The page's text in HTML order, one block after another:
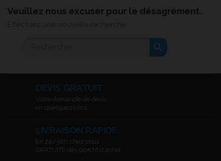
Veuillez nous excuser pour le désagrément.

DEVIS GRATUIT
Votre demande de devis
en quelques clics...
LIVRAISON RAPIDE
En 24/36h chez vous
GRATUITE dès 90€ht d’achat